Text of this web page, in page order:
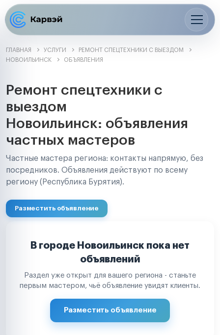
ГЛАВНАЯ УСЛУГИ
РЕМОНТ СПЕЦТЕХНИКИ С ВЫЕЗДОМ
НОВОИЛЬИНСК
ОБЪЯВЛЕНИЯ
Ремонт спецтехники с
выездом
Новоильинск: объявления
частных мастеров
Частные мастера региона: контакты напрямую, без
посредников. Объявления действуют по всему
региону (Республика Бурятия).
Разместить объявление
В городе Новоильинск пока нет
объявлений
Раздел уже открыт для вашего региона - станьте
первым мастером, чьё объявление увидят клиенты.
Разместить объявление